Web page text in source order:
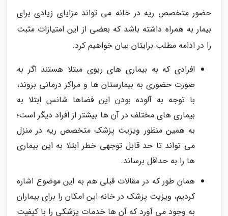
حضور متخصص ریه در خانه می تواند مزایای زیادی برای
بیمار به همراه داشته باشد که بعضی از این امتیازات مثبت
را در ادامه مطلب برایتان بیان خواهیم کرد.
افرادی که به بیماری های ریوی مبتلا هستند اگر به
صورت حضوری به بیمارستان ها و مراکز درمانی بروند،
با توجه به آلوده بودن این فضاها شانس ابتلا به
بیماری های مختلف در آن ها بیشتر از افراد دیگر است؛
به همین منظور ویزیت پزشک متخصص ریه در منزل
می تواند تا حد قابل توجهی خطر ابتلا به این بیماری
ها را به حداقل برساند.
همان طور که در مقالات قبلی هم به این موضوع اشاره
کردیم، ویزیت پزشک در خانه این امکان را برای بیماران
به وجود می آورد که آن ها خدمات پزشکی را با کیفیت